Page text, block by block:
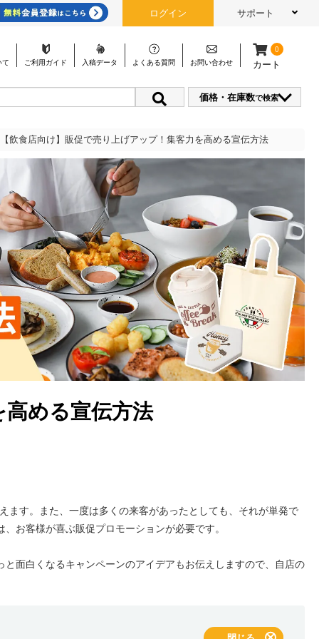
ログイン サポート
て ご利用ガイド 入稿データ よくある質問 お問い合わせ
0
カート
価格・在庫数で検索
【飲食店向け】販促で売り上げアップ！集客力を高める宣伝方法
める宣伝方法
ます。また、一度は多くの来客があったとしても、それが単発で
お客様が喜ぶ販促プロモーションが必要です。
面白くなるキャンペーンのアイデアもお伝えしますので、自店の